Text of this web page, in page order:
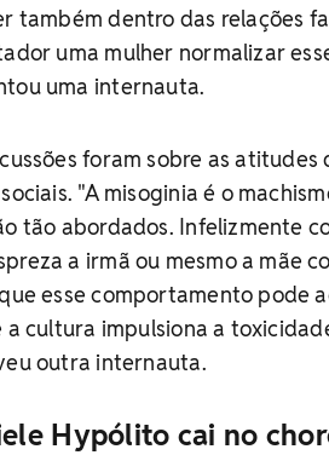
também dentro das relações
uma mulher normalizar
uma internauta.
foram sobre as
"A misoginia é o
tão abordados. Infelizmente
a irmã ou mesmo a mãe
esse comportamento pode
a cultura impulsiona a
outra internauta.
Hypólito cai no